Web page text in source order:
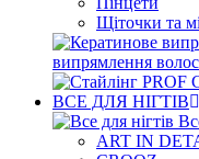
Щіточки та
випрямлення
ВСЕ ДЛЯ НІГТІВ
ART IN